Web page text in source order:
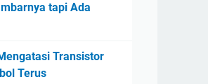
tapi Ada
Transistor
Terus